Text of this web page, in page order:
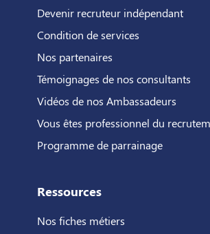
Devenir recruteur indépendant
Condition de services
Nos partenaires
Témoignages de nos consultants
Vidéos de nos Ambassadeurs
Vous êtes professionnel du
Programme de parrainage
Ressources
Nos fiches métiers